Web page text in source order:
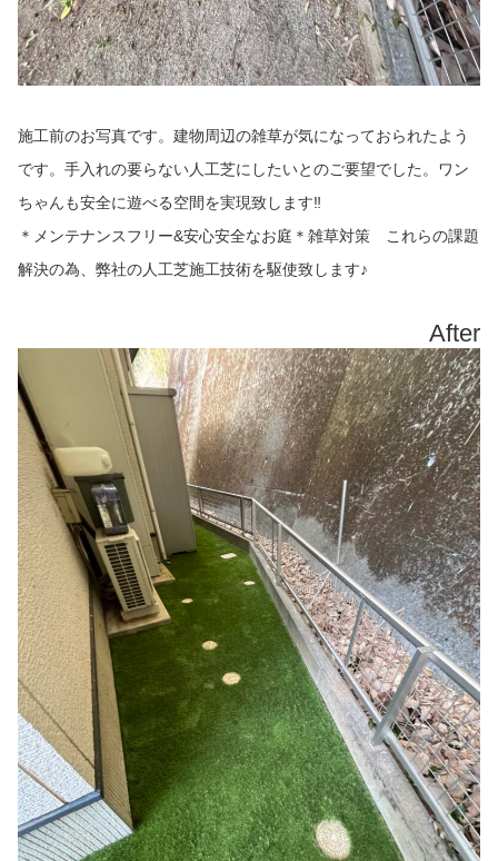
施工前のお写真です。建物周辺の雑草が気になっておられたよう
です。手入れの要らない人工芝にしたいとのご要望でした。ワン
ちゃんも安全に遊べる空間を実現致します‼︎
＊メンテナンスフリー&安心安全なお庭＊雑草対策 これらの課題
解決の為、弊社の人工芝施工技術を駆使致します♪
After